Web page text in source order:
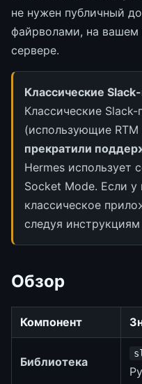
не нужен публичный
файрволами, на вашем
сервере.
Классические
Классические
(использующие RTM
прекратили
Hermes использует
Socket Mode. Если у
классическое
следуя
Обзор
Компонент
Библиотека